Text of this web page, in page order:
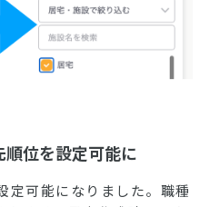
位を設定可能に
定可能になりました。職種